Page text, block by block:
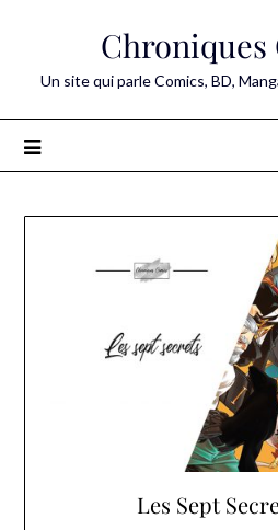
Chroniques
Un site qui parle Comics, BD,
Les Sept